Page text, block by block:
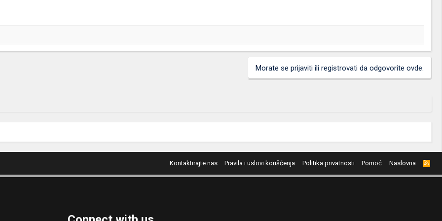
Morate se prijaviti ili registrovati da odgovorite ovde.
Kontaktirajte nas Pravila i uslovi korišćenja Politika privatnosti Pomoć Naslovna
R
S
S